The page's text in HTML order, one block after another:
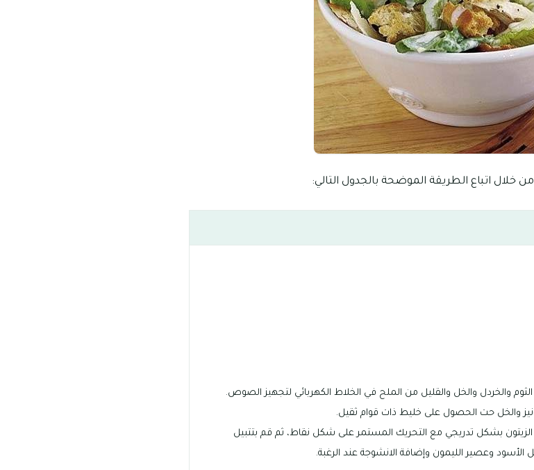
اتباع الطريقة الموضحة بالجدول التالي:
بشكل تدريجي مع التحريك المستمر على شكل نقاط، ثم قم بتتبيل
وعصير الليمون وإضافة الانشوجة عند الرغبة.